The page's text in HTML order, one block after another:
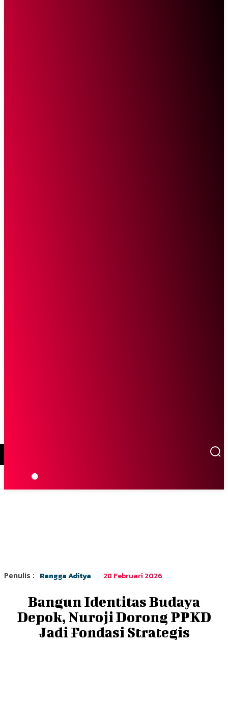
Penulis : Rangga Aditya 28 Februari 2026
Bangun Identitas Budaya
Depok, Nuroji Dorong PPKD
Jadi Fondasi Strategis